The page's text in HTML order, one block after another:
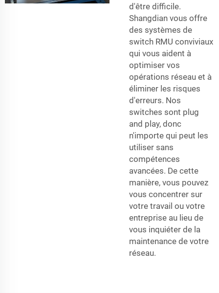
d'être difficile.
Shangdian vous offre
des systèmes de
switch RMU conviviaux
qui vous aident à
optimiser vos
opérations réseau et à
éliminer les risques
d'erreurs. Nos
switches sont plug
and play, donc
n'importe qui peut les
utiliser sans
compétences
avancées. De cette
manière, vous pouvez
vous concentrer sur
votre travail ou votre
entreprise au lieu de
vous inquiéter de la
maintenance de votre
réseau.